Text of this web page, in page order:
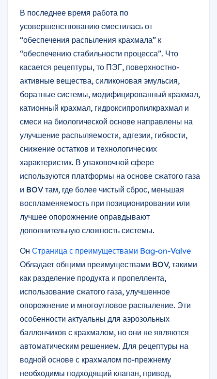
В последнее время работа по
усовершенствованию сместилась от
“обеспечения распыления крахмала” к
“обеспечению стабильности процесса”. Что
касается рецептуры, то ПЭГ, поверхностно-
активные вещества, силиконовая эмульсия,
боратные системы, модифицированный крахмал,
катионный крахмал, гидроксипропилкрахмал и
смеси на биологической основе направлены на
улучшение распыляемости, адгезии, гибкости,
снижение остатков и технологических
характеристик. В упаковочной сфере
используются платформы на основе сжатого газа
и BOV там, где более чистый сброс, меньшая
воспламеняемость при позиционировании или
лучшее опорожнение оправдывают
дополнительную сложность системы.
Он Страница с преимуществами Bag-on-Valve
Обладает общими преимуществами BOV, такими
как разделение продукта и пропеллента,
использование сжатого газа, улучшенное
опорожнение и многоугловое распыление. Эти
особенности актуальны для аэрозольных
баллончиков с крахмалом, но они не являются
автоматическим решением. Для рецептуры на
водной основе с крахмалом по-прежнему
необходимы подходящий клапан, привод,